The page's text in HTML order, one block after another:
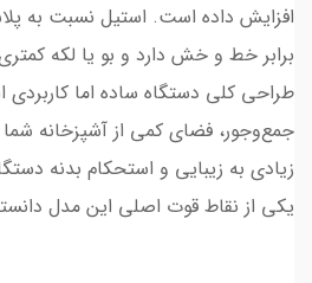
افزایش داده است. استیل نسبت به
برابر خط و خش دارد و بو یا لکه
طراحی کلی دستگاه ساده اما کاربردی
جمع‌وجور، فضای کمی از آشپزخانه شما
زیادی به زیبایی و استحکام بدنه
یکی از نقاط قوت اصلی این مدل